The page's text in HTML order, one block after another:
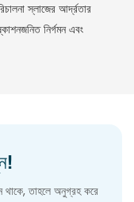
স্লাজের আর্দ্রতার
নির্গমন এবং
তাহলে অনুগ্রহ করে